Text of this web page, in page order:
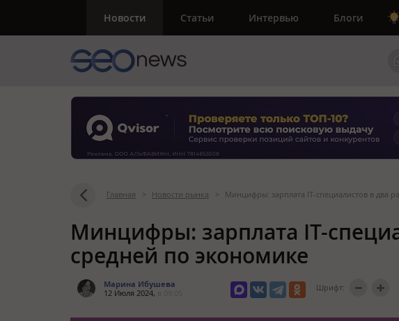
Новости Статьи Интервью Блоги
Главная > Новости рынка > Минцифры: зарплата IT-специалистов в два
Минцифры: зарплата IT-
средней по экономике
Марина Ибушева
12 Июля 2024,
Шрифт: